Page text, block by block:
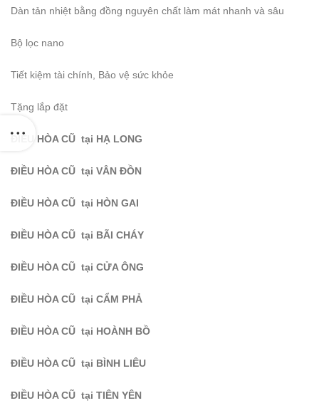
Dàn tản nhiệt bằng đồng nguyên chất làm mát nhanh và sâu
Bộ lọc nano
Tiết kiệm tài chính, Bảo vệ sức khỏe
Tặng lắp đặt
ĐIỀU HÒA CŨ tại HẠ LONG
ĐIỀU HÒA CŨ tại VÂN ĐỒN
ĐIỀU HÒA CŨ tại HÒN GAI
ĐIỀU HÒA CŨ tại BÃI CHÁY
ĐIỀU HÒA CŨ tại CỬA ÔNG
ĐIỀU HÒA CŨ tại CẨM PHẢ
ĐIỀU HÒA CŨ tại HOÀNH BỒ
ĐIỀU HÒA CŨ tại BÌNH LIÊU
ĐIỀU HÒA CŨ tại TIÊN YÊN